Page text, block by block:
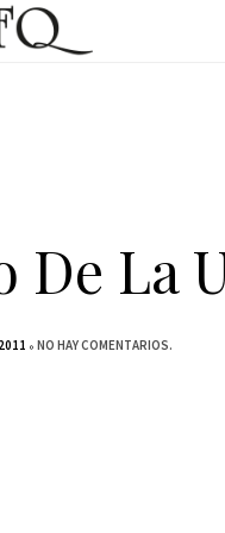
De La
NO HAY COMENTARIOS.